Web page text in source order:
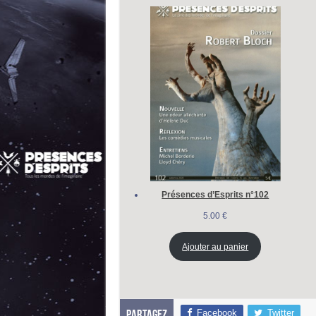
Présences d’Esprits n°102
5.00€
Ajouter au panier
Facebook Twitter